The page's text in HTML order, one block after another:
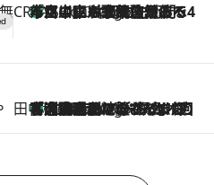
CREA'S CHOICE
2 Hours Ago
「立川にも歌舞伎があるんだよ」 片岡仁左衛門・市川中車ら豪華座組みで4年目の立川立飛歌舞伎へ
田中稲の勝手に再ブーム
7 Hours Ago
「湘南乃風に憧れて」観客大盛上がりの“タオル回し”に、ラッパー顔負けの高速歌唱まで…さだまさし（74）のアグレッシブすぎる現在地